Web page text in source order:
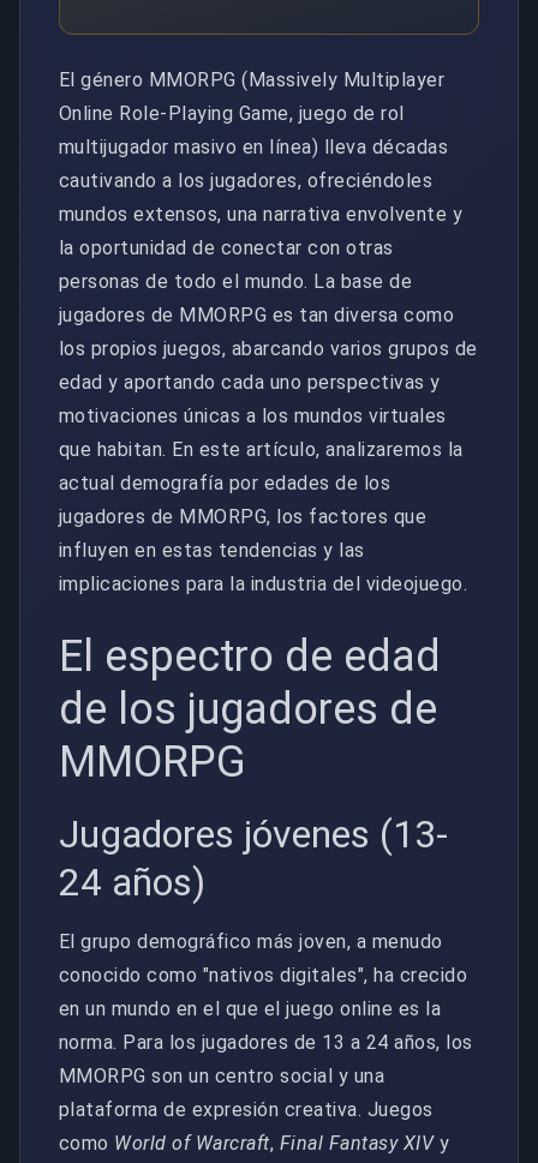
El género MMORPG (Massively Multiplayer
Online Role-Playing Game, juego de rol
multijugador masivo en línea) lleva décadas
cautivando a los jugadores, ofreciéndoles
mundos extensos, una narrativa envolvente y
la oportunidad de conectar con otras
personas de todo el mundo. La base de
jugadores de MMORPG es tan diversa como
los propios juegos, abarcando varios grupos de
edad y aportando cada uno perspectivas y
motivaciones únicas a los mundos virtuales
que habitan. En este artículo, analizaremos la
actual demografía por edades de los
jugadores de MMORPG, los factores que
influyen en estas tendencias y las
implicaciones para la industria del videojuego.
El espectro de edad
de los jugadores de
MMORPG
Jugadores jóvenes (13-
24 años)
El grupo demográfico más joven, a menudo
conocido como "nativos digitales", ha crecido
en un mundo en el que el juego online es la
norma. Para los jugadores de 13 a 24 años, los
MMORPG son un centro social y una
plataforma de expresión creativa. Juegos
como World of Warcraft, Final Fantasy XIVy